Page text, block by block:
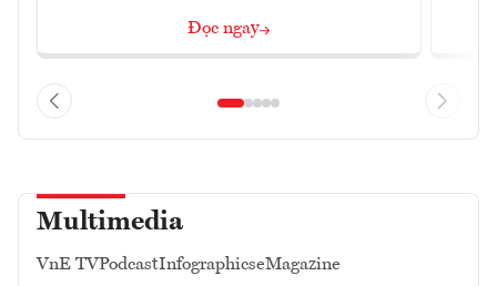
Đọc ngay
Multimedia
VnE TVPodcastInfographicseMagazine